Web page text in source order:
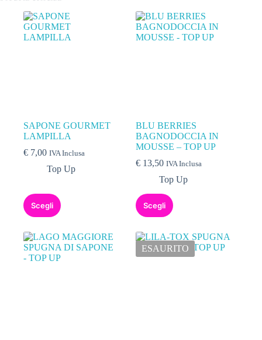
SAPONE GOURMET
LAMPILLA
€ 7,00 IVA Inclusa
Top Up
Scegli
BLU BERRIES
BAGNODOCCIA IN
MOUSSE – TOP UP
€ 13,50 IVA Inclusa
Top Up
Scegli
ESAURITO